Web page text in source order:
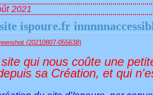
2021
ispoure.fr
qui nous coûte une
epuis sa Création, et qui